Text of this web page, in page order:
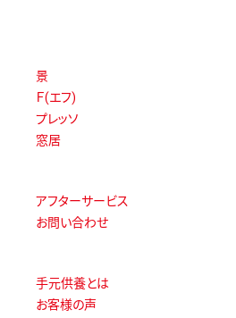
景
Ｆ(エフ)
プレッソ
窓居
アフターサービス
お問い合わせ
手元供養とは
お客様の声